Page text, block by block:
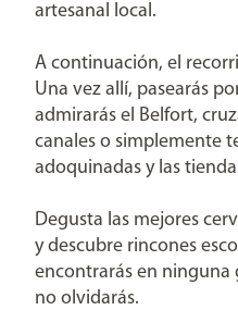
artesanal local.
A continuación, el
Una vez allí, pasearás
admirarás el Belfort,
canales o simplemente
adoquinadas y las
Degusta las mejores
y descubre rincones
encontrarás en ninguna
no olvidarás.